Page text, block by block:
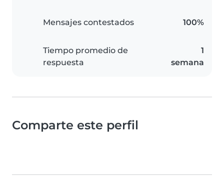
Mensajes contestados 100%
Tiempo promedio de
respuesta
1
semana
Comparte este perfil